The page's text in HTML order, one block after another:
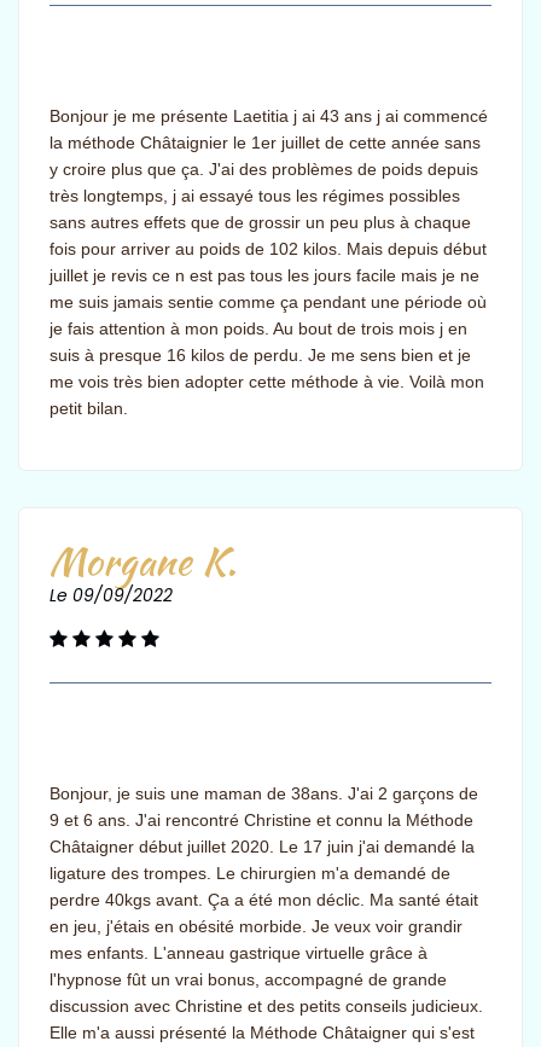
Bonjour je me présente Laetitia j ai 43 ans j ai commencé
la méthode Châtaignier le 1er juillet de cette année sans
y croire plus que ça. J'ai des problèmes de poids depuis
très longtemps, j ai essayé tous les régimes possibles
sans autres effets que de grossir un peu plus à chaque
fois pour arriver au poids de 102 kilos. Mais depuis début
juillet je revis ce n est pas tous les jours facile mais je ne
me suis jamais sentie comme ça pendant une période où
je fais attention à mon poids. Au bout de trois mois j en
suis à presque 16 kilos de perdu. Je me sens bien et je
me vois très bien adopter cette méthode à vie. Voilà mon
petit bilan.
Morgane K.
Le 09/09/2022
Bonjour, je suis une maman de 38ans. J'ai 2 garçons de
9 et 6 ans. J'ai rencontré Christine et connu la Méthode
Châtaigner début juillet 2020. Le 17 juin j'ai demandé la
ligature des trompes. Le chirurgien m'a demandé de
perdre 40kgs avant. Ça a été mon déclic. Ma santé était
en jeu, j'étais en obésité morbide. Je veux voir grandir
mes enfants. L'anneau gastrique virtuelle grâce à
l'hypnose fût un vrai bonus, accompagné de grande
discussion avec Christine et des petits conseils judicieux.
Elle m'a aussi présenté la Méthode Châtaigner qui s'est